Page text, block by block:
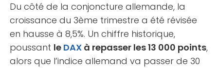
Du côté de la conjoncture allemande, la
croissance du 3ème trimestre a été révisée
en hausse à 8,5%. Un chiffre historique,
poussant le DAX à repasser les 13 000 points,
alors que l’indice allemand va passer de 30